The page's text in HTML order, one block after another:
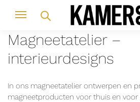
Magneetatelier –
interieurdesigns
In ons magneetatelier ontwerpen en
magneetproducten voor thuis en voor